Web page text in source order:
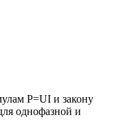
P=UI и закону
однофазной и